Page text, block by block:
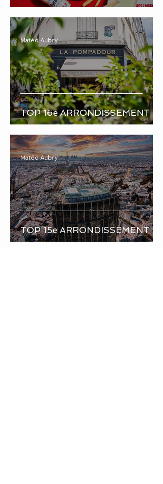
TOP 16e ARRONDISSEMENT
Matéo Aubry
TOP 15e ARRONDISSEMENT
Matéo Aubry